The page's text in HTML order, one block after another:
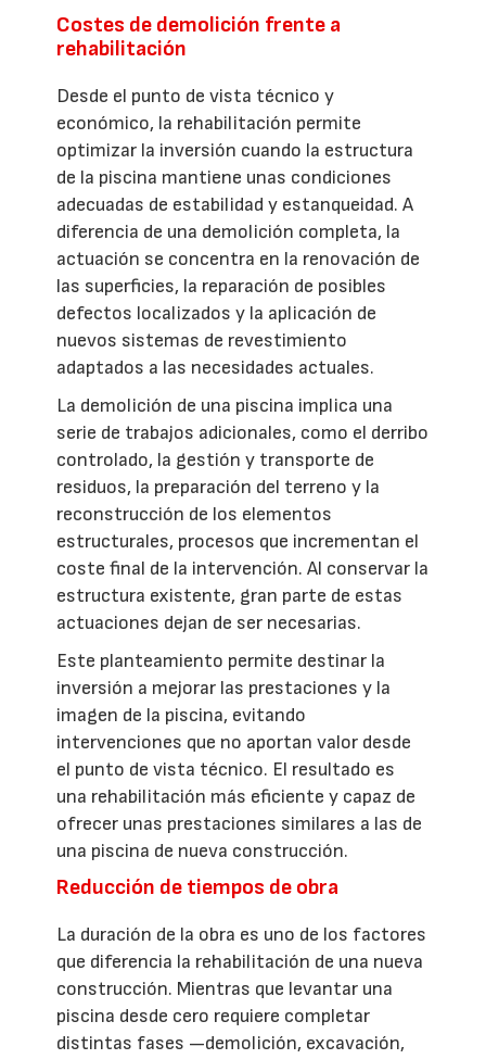
Costes de demolición frente a
rehabilitación
Desde el punto de vista técnico y
económico, la rehabilitación permite
optimizar la inversión cuando la estructura
de la piscina mantiene unas condiciones
adecuadas de estabilidad y estanqueidad. A
diferencia de una demolición completa, la
actuación se concentra en la renovación de
las superficies, la reparación de posibles
defectos localizados y la aplicación de
nuevos sistemas de revestimiento
adaptados a las necesidades actuales.
La demolición de una piscina implica una
serie de trabajos adicionales, como el derribo
controlado, la gestión y transporte de
residuos, la preparación del terreno y la
reconstrucción de los elementos
estructurales, procesos que incrementan el
coste final de la intervención. Al conservar la
estructura existente, gran parte de estas
actuaciones dejan de ser necesarias.
Este planteamiento permite destinar la
inversión a mejorar las prestaciones y la
imagen de la piscina, evitando
intervenciones que no aportan valor desde
el punto de vista técnico. El resultado es
una rehabilitación más eficiente y capaz de
ofrecer unas prestaciones similares a las de
una piscina de nueva construcción.
Reducción de tiempos de obra
La duración de la obra es uno de los factores
que diferencia la rehabilitación de una nueva
construcción. Mientras que levantar una
piscina desde cero requiere completar
distintas fases —demolición, excavación,